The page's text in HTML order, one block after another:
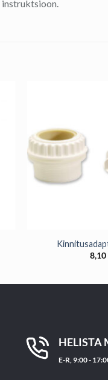
8,10
HELISTA
E-R, 9:00 -